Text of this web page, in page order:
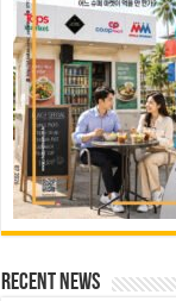
Recent News